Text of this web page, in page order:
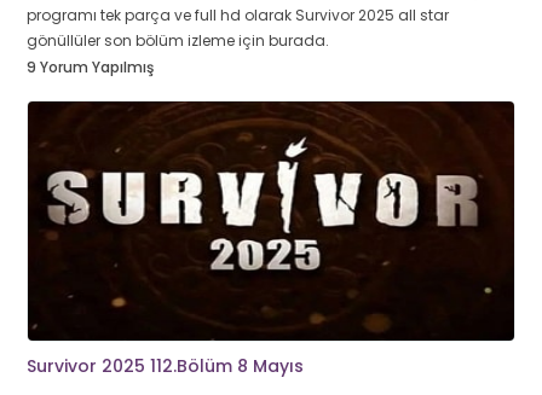
programı tek parça ve full hd olarak Survivor 2025 all star
gönüllüler son bölüm izleme için burada.
9 Yorum Yapılmış
Survivor 2025 112.Bölüm 8 Mayıs